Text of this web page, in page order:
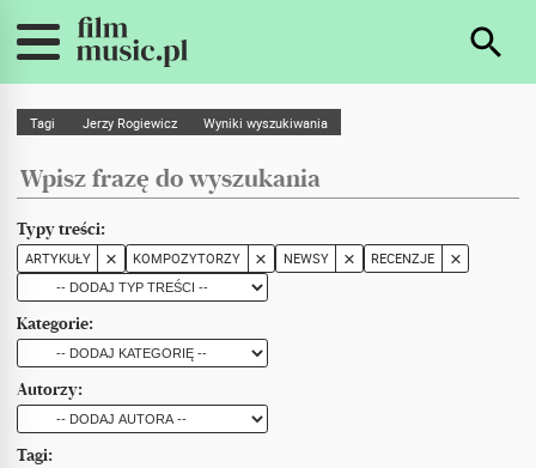
Tagi Jerzy Rogiewicz Wyniki wyszukiwania
Typy treści:
ARTYKUŁY KOMPOZYTORZY NEWSY RECENZJE
Kategorie:
Autorzy:
Tagi: